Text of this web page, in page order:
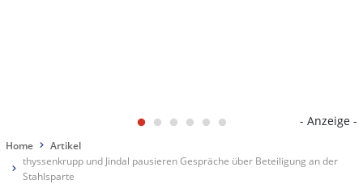
- Anzeige -
Home
Artikel
thyssenkrupp und Jindal pausieren Gespräche über Beteiligung an der
Stahlsparte